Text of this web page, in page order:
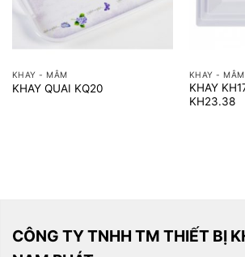
KHAY - MÂM
KHAY QUAI KQ20
KHAY - MÂM
KHAY
KH23.38
CÔNG TY TNHH TM THIẾT BỊ